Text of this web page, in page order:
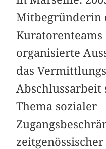
Mitbegründerin
Kuratorenteams
organisierte
das
Abschlussarbeit
Thema sozialer